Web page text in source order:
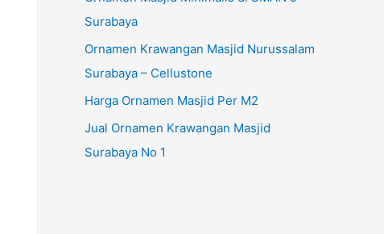
Surabaya
Ornamen Krawangan Masjid Nurussalam
Surabaya – Cellustone
Harga Ornamen Masjid Per M2
Jual Ornamen Krawangan Masjid
Surabaya No 1